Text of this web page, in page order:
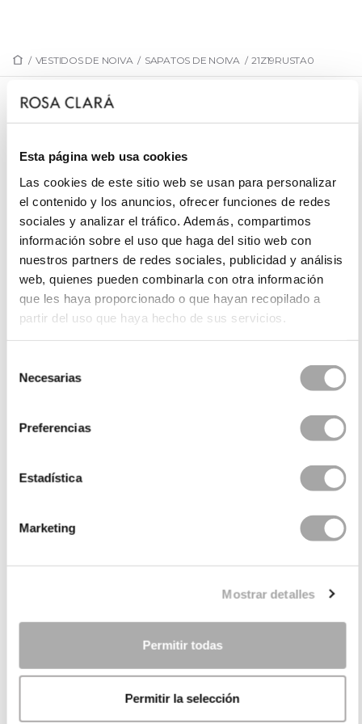
Esta página web usa cookies
Las cookies de este sitio web se usan para personalizar
el contenido y los anuncios, ofrecer funciones de redes
sociales y analizar el tráfico. Además, compartimos
información sobre el uso que haga del sitio web con
nuestros partners de redes sociales, publicidad y análisis
web, quienes pueden combinarla con otra información
que les haya proporcionado o que hayan recopilado a
partir del uso que haya hecho de sus servicios.
Necesarias
Preferencias
Estadística
Marketing
Mostrar detalles
Permitir todas
Permitir la selección
/ VESTIDOS DE NOIVA / SAPATOS DE NOIVA / 21Z19RUSTA0
21Z19RUSTA0
SOLICITE UMA MARCAÇÃO
PONTOS DE VENDA